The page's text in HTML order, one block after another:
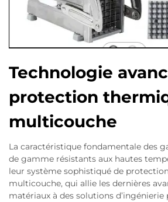
Technologie
protection
multicouche
La caractéristique fondamentale des
de gamme résistants aux hautes
leur système sophistiqué de
multicouche, qui allie les dernières
matériaux à des solutions d’ingénierie